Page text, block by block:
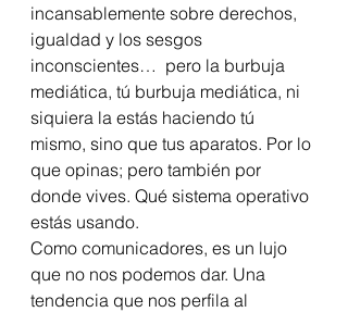
incansablemente sobre derechos,
igualdad y los sesgos
inconscientes…  pero la burbuja
mediática, tú burbuja mediática, ni
siquiera la estás haciendo tú
mismo, sino que tus aparatos. Por lo
que opinas; pero también por
donde vives. Qué sistema operativo
estás usando.
Como comunicadores, es un lujo
que no nos podemos dar. Una
tendencia que nos perfila al